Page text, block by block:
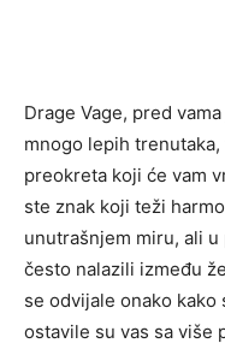
Drage Vage, pred
mnogo lepih
preokreta koji će vam
ste znak koji teži
unutrašnjem miru, ali
često nalazili između
se odvijale onako
ostavile su vas sa više